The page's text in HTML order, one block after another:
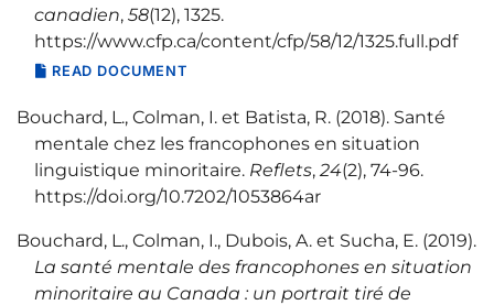
canadien, 58(12), 1325.
https://www.cfp.ca/content/cfp/58/12/1325.full.pdf
READ DOCUMENT
Bouchard, L., Colman, I. et Batista, R. (2018). Santé
mentale chez les francophones en situation
linguistique minoritaire. Reflets,24(2), 74‑96.
https://doi.org/10.7202/1053864ar
Bouchard, L., Colman, I., Dubois, A. et Sucha, E. (2019).
La santé mentale des francophones en situation
minoritaire au Canada : un portrait tiré de